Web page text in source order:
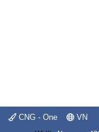
CNG - One VN